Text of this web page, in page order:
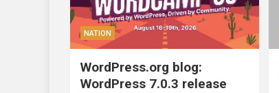
NATION
WordPress.org blog:
WordPress 7.0.3 release